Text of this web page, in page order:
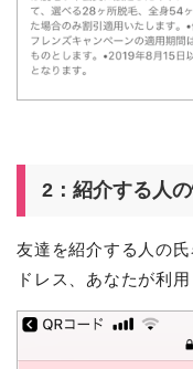
2：紹介する人
友達を紹介する人の
ドレス、あなたが利